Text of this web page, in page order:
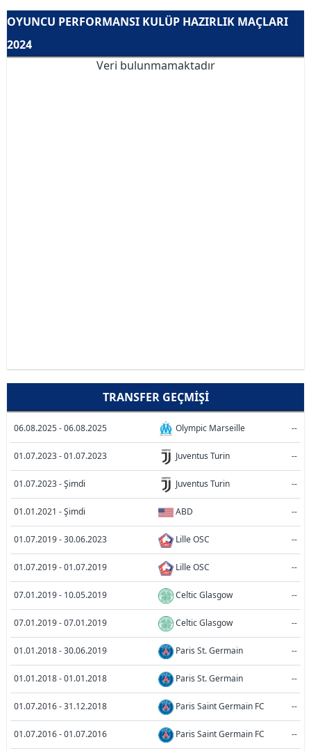
OYUNCU PERFORMANSI KULÜP HAZIRLIK MAÇLARI
2024
Veri bulunmamaktadır
TRANSFER GEÇMIŞI
06.08.2025 - 06.08.2025 Olympic Marseille --
01.07.2023 - 01.07.2023 Juventus Turin --
01.07.2023 - Şimdi Juventus Turin --
01.01.2021 - Şimdi ABD --
01.07.2019 - 30.06.2023 Lille OSC --
01.07.2019 - 01.07.2019 Lille OSC --
07.01.2019 - 10.05.2019 Celtic Glasgow --
07.01.2019 - 07.01.2019 Celtic Glasgow --
01.01.2018 - 30.06.2019 Paris St. Germain --
01.01.2018 - 01.01.2018 Paris St. Germain --
01.07.2016 - 31.12.2018 Paris Saint Germain FC --
01.07.2016 - 01.07.2016 Paris Saint Germain FC --